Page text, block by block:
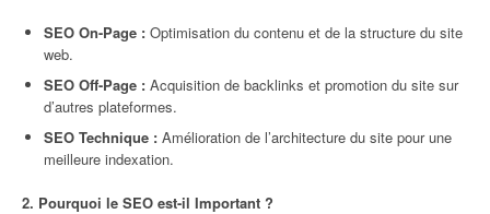
SEO On-Page : Optimisation du contenu et de la structure du site
web.
SEO Off-Page : Acquisition de backlinks et promotion du site sur
d’autres plateformes.
SEO Technique : Amélioration de l’architecture du site pour une
meilleure indexation.
2. Pourquoi le SEO est-il Important ?